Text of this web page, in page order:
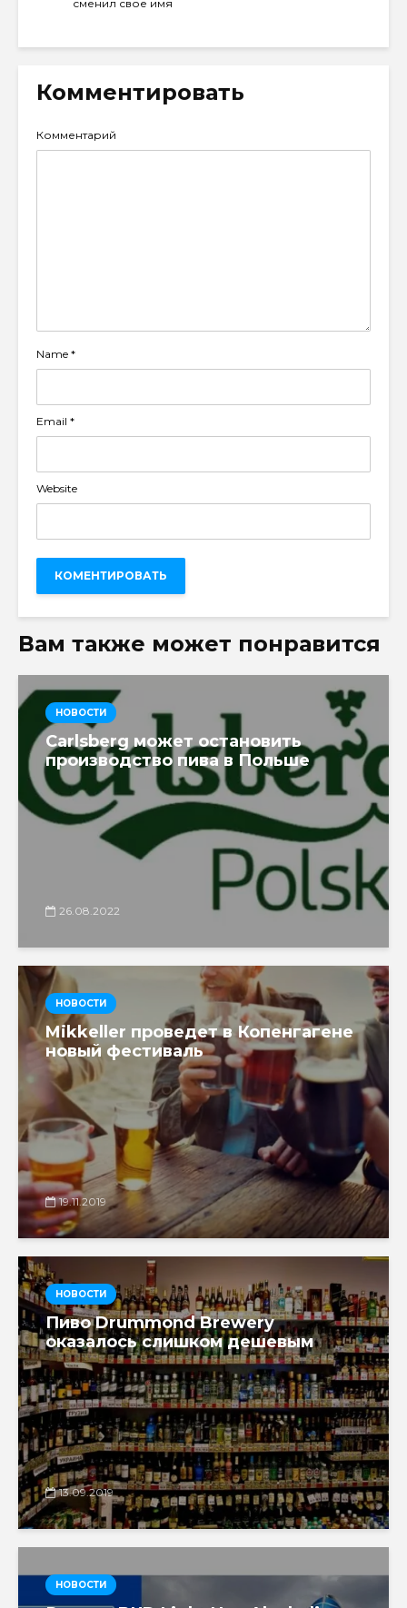
сменил свое имя
Комментировать
Комментарий
Name *
Email *
Website
Вам также может понравится
НОВОСТИ
Carlsberg может остановить
производство пива в Польше
26.08.2022
НОВОСТИ
Mikkeller проведет в Копенгагене
новый фестиваль
19.11.2019
НОВОСТИ
Пиво Drummond Brewery
оказалось слишком дешевым
13.09.2019
НОВОСТИ